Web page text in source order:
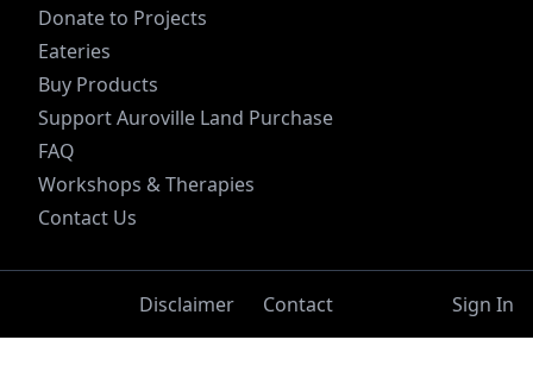
Donate to Projects
Eateries
Buy Products
Support Auroville Land Purchase
FAQ
Workshops & Therapies
Contact Us
Disclaimer Contact Sign In